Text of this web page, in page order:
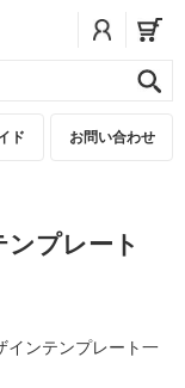
ド お問い合わせ
プレート
インテンプレート一